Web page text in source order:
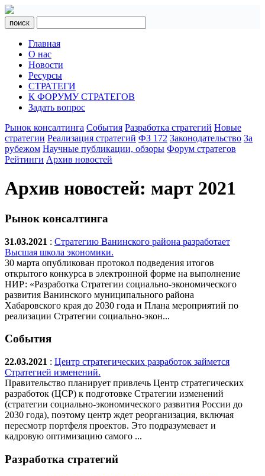
поиск
Главная
О нас
Новости
Ресурсы
СТРАТЕГИ
К ФОРУМУ СТРАТЕГОВ
Задать вопрос
Рынок консалтинга События Разработка стратегий Новые
стратегии Реализация стратегий ФЗ 172 Законодательство За
рубежом Научные публикации, обзоры Форум стратегов
Рейтинги Архив новостей
Архив новостей: март 2021
Рынок консалтинга
31.03.2021 : Стратегию Ванинского района разработает
Высшая школа экономики.
30 марта опубликован протокол подведения итогов
открытого конкурса в электронной форме на выполнение
НИР: «Разработка Стратегии социально-экономического
развития Ванинского муниципального района
Хабаровского края до 2030 года и Плана мероприятий по
реализации Стратегии социально-экон...
События
22.03.2021 : Центр стратегических разработок займется
Стратегией изменений.
Правительство планирует привлечь Центр стратегических
разработок (ЦСР) к подготовке Стратегии изменений
(стратегии социально-экономического развития России до
2030 года), поэтому центр ждет реорганизация, включая
пересмотр портфеля проектов. Это подразумевает и
кадровую оптимизацию самого ...
Разработка стратегий